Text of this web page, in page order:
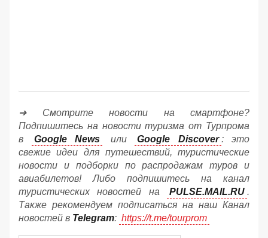
➔ Смотрите новости на смартфоне?
Подпишитесь на новости туризма от Турпрома
в
Google News или Google Discover : это
свежие идеи для путешествий, туристические
новости и подборки по распродажам туров и
авиабилетов! Либо подпишитесь на канал
туристических новостей на
PULSE.MAIL.RU .
Также рекомендуем подписаться на наш Канал
новостей в Telegram: https://t.me/tourprom